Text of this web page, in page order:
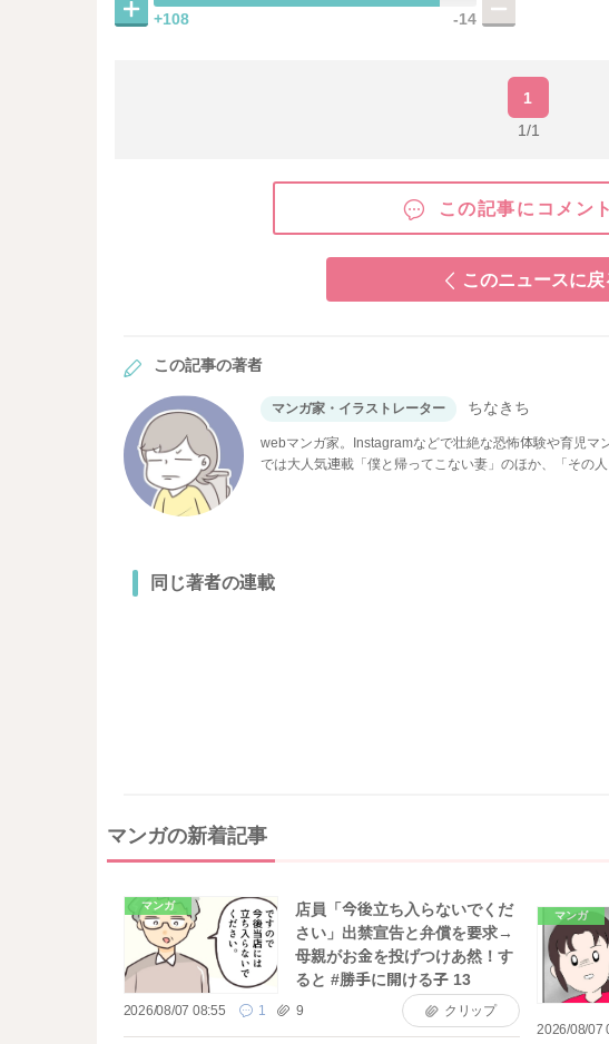
+108 -14
1
1/1
この記事にコメン
このニュースに戻
この記事の著者
マンガ家・イラストレーター ちなきち
webマンガ家。Instagramなどで壮絶な恐怖体験や育児マ
では大人気連載「僕と帰ってこない妻」のほか、「その
同じ著者の連載
マンガの新着記事
マンガ
店員「今後立ち入らないでくだ
さい」出禁宣告と弁償を要求→
母親がお金を投げつけあ然！す
ると #勝手に開ける子 13
2026/08/07 08:55 1 9 クリップ
マンガ
2026/08/07